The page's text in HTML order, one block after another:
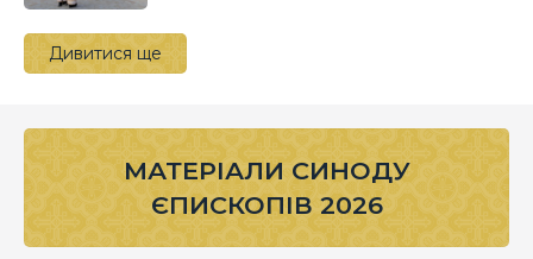
Дивитися ще
МАТЕРІАЛИ СИНОДУ
ЄПИСКОПІВ 2026